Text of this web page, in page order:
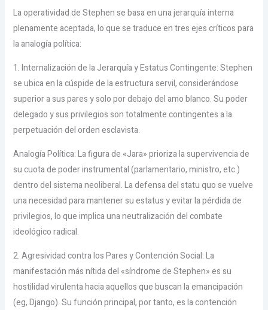
La operatividad de Stephen se basa en una jerarquía interna
plenamente aceptada, lo que se traduce en tres ejes críticos para
la analogía política:
1. Internalización de la Jerarquía y Estatus Contingente: Stephen
se ubica en la cúspide de la estructura servil, considerándose
superior a sus pares y solo por debajo del amo blanco. Su poder
delegado y sus privilegios son totalmente contingentes a la
perpetuación del orden esclavista.
Analogía Política: La figura de «Jara» prioriza la supervivencia de
su cuota de poder instrumental (parlamentario, ministro, etc.)
dentro del sistema neoliberal. La defensa del statu quo se vuelve
una necesidad para mantener su estatus y evitar la pérdida de
privilegios, lo que implica una neutralización del combate
ideológico radical.
2. Agresividad contra los Pares y Contención Social: La
manifestación más nítida del «síndrome de Stephen» es su
hostilidad virulenta hacia aquellos que buscan la emancipación
(eg, Django). Su función principal, por tanto, es la contención